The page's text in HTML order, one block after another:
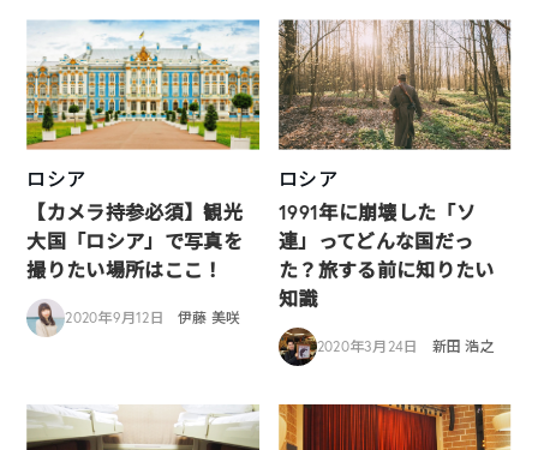
ロシア
【カメラ持参必須】観光
大国「ロシア」で写真を
撮りたい場所はここ！
2020年9月12日 伊藤 美咲
ロシア
1991年に崩壊した「ソ
連」ってどんな国だっ
た？旅する前に知りたい
知識
2020年3月24日 新田 浩之